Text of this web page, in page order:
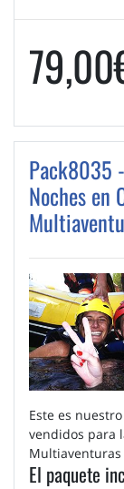
Pack8035
Noches en
Este es
vendidos para
Multiaventuras
El paquete